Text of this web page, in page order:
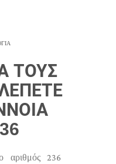
ΤΟΥΣ
αριθμός 236